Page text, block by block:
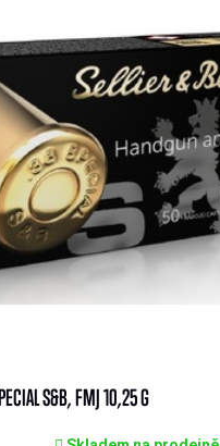
S&B, FMJ 10,25 G